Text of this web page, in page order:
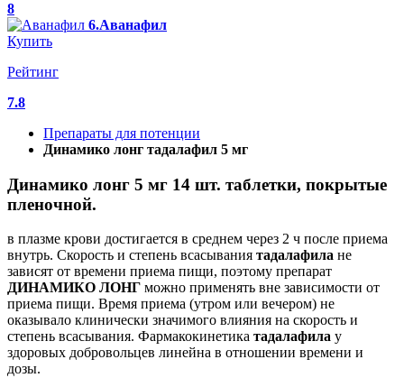
8
6.Аванафил
Купить
Рейтинг
7.8
Препараты для потенции
Динамико лонг тадалафил 5 мг
Динамико лонг 5 мг 14 шт. таблетки, покрытые
пленочной.
в плазме крови достигается в среднем через 2 ч после приема
внутрь. Скорость и степень всасывания тадалафила не
зависят от времени приема пищи, поэтому препарат
ДИНАМИКО ЛОНГ можно применять вне зависимости от
приема пищи. Время приема (утром или вечером) не
оказывало клинически значимого влияния на скорость и
степень всасывания. Фармакокинетика тадалафила у
здоровых добровольцев линейна в отношении времени и
дозы.